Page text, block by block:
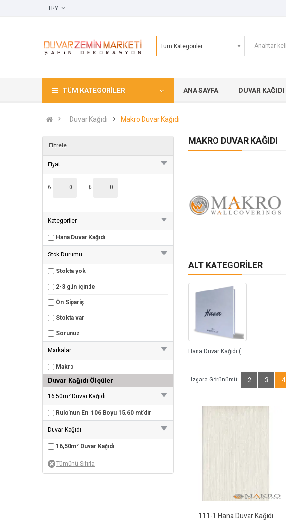
Tüm Kategoriler
TÜM KATEGORILER ANA SAYFA DUVAR KAĞIDI
Duvar Kağıdı Makro Duvar Kağıdı
Filtrele
Fiyat
₺ – ₺
Kategoriler
Hana Duvar Kağıdı
Stok Durumu
Stokta yok
2-3 gün içinde
Ön Sipariş
Stokta var
Sorunuz
Markalar
Makro
Duvar Kağıdı Ölçüler
16.50m² Duvar Kağıdı
Rulo'nun Eni 106 Boyu 15.60 mt'dir
Duvar Kağıdı
16,50m² Duvar Kağıdı
MAKRO DUVAR KAĞIDI
ALT KATEGORILER
Hana Duvar Kağıdı (72)
Izgara Görünümü: 2 3 4
111-1 Hana Duvar Kağıdı